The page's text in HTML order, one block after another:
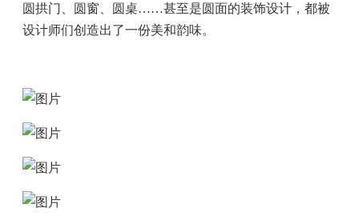
圆拱门、圆窗、圆桌……甚至是圆面的装饰设计，都被
设计师们创造出了一份美和韵味。